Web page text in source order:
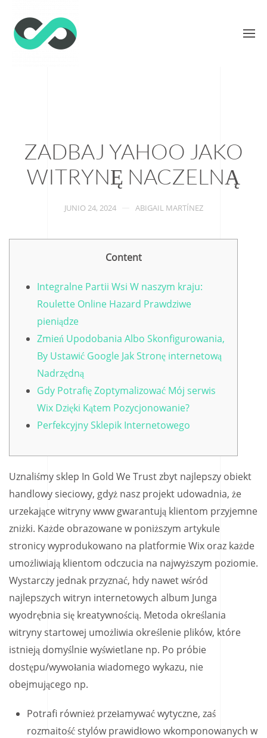
ZADBAJ YAHOO JAKO
WITRYNĘ NACZELNĄ
JUNIO 24, 2024 ABIGAIL MARTÍNEZ
Content
Integralne Partii Wsi W naszym kraju:
Roulette Online Hazard Prawdziwe
pieniądze
Zmień Upodobania Albo Skonfigurowania,
By Ustawić Google Jak Stronę internetową
Nadrzędną
Gdy Potrafię Zoptymalizować Mój serwis
Wix Dzięki Kątem Pozycjonowanie?
Perfekcyjny Sklepik Internetowego
Uznaliśmy sklep In Gold We Trust zbyt najlepszy obiekt
handlowy sieciowy, gdyż nasz projekt udowadnia, że
urzekające witryny www gwarantują klientom przyjemne
zniżki. Każde obrazowane w poniższym artykule
stronicy wyprodukowano na platformie Wix oraz każde
umożliwiają klientom odczucia na najwyższym poziomie.
Wystarczy jednak przyznać, hdy nawet wśród
najlepszych witryn internetowych album Junga
wyodrębnia się kreatywnością. Metoda określania
witryny startowej umożliwia określenie plików, które
istnieją domyślnie wyświetlane np. Po próbie
dostępu/wywołania wiadomego wykazu, nie
obejmującego np.
Potrafi również przełamywać wytyczne, zaś
rozmaitość stylów prawidłowo wkomponowanych w